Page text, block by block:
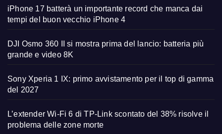
iPhone 17 batterà un importante record che manca dai
tempi del buon vecchio iPhone 4
DJI Osmo 360 II si mostra prima del lancio: batteria più
grande e video 8K
Sony Xperia 1 IX: primo avvistamento per il top di gamma
del 2027
L’extender Wi-Fi 6 di TP-Link scontato del 38% risolve il
problema delle zone morte